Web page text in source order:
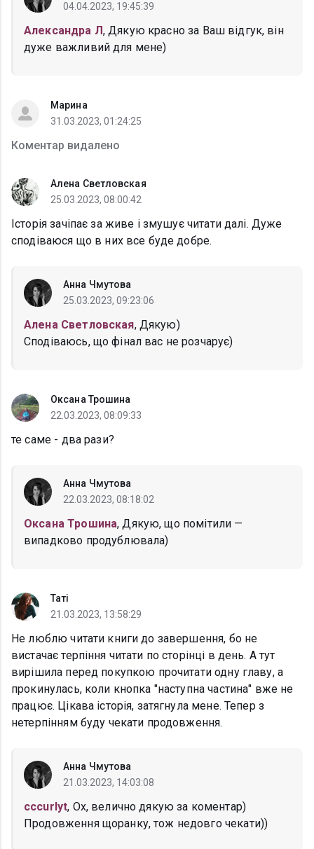
04.04.2023, 19:45:39
Александра Л, Дякую красно за Ваш відгук, він
дуже важливий для мене)
Марина
31.03.2023, 01:24:25
Коментар видалено
Алена Светловская
25.03.2023, 08:00:42
Історія зачіпає за живе і змушує читати далі. Дуже
сподіваюся що в них все буде добре.
Анна Чмутова
25.03.2023, 09:23:06
Алена Светловская, Дякую)
Сподіваюсь, що фінал вас не розчарує)
Оксана Трошина
22.03.2023, 08:09:33
те саме - два рази?
Анна Чмутова
22.03.2023, 08:18:02
Оксана Трошина, Дякую, що помітили —
випадково продублювала)
Таті
21.03.2023, 13:58:29
Не люблю читати книги до завершення, бо не
вистачає терпіння читати по сторінці в день. А тут
вирішила перед покупкою прочитати одну главу, а
прокинулась, коли кнопка "наступна частина" вже не
працює. Цікава історія, затягнула мене. Тепер з
нетерпінням буду чекати продовження.
Анна Чмутова
21.03.2023, 14:03:08
cccurlyt, Ох, велично дякую за коментар)
Продовження щоранку, тож недовго чекати))